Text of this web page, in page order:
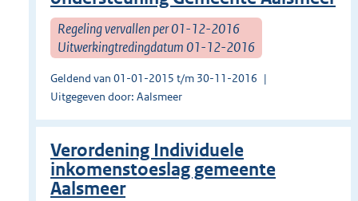
Regeling vervallen per 01-12-2016
Uitwerkingtredingdatum 01-12-2016
Geldend van 01-01-2015 t/m 30-11-2016
Uitgegeven door: Aalsmeer
Verordening Individuele
inkomenstoeslag gemeente
Aalsmeer